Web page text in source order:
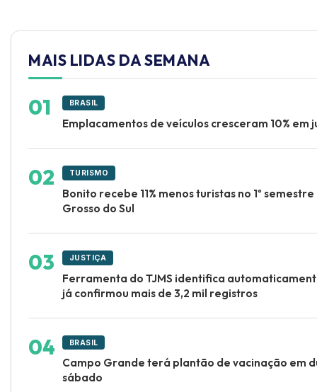
MAIS LIDAS DA SEMANA
BRASIL
Emplacamentos de veículos cresceram 10% em
TURISMO
Bonito recebe 11% menos turistas no 1º
Grosso do Sul
JUSTIÇA
Ferramenta do TJMS identifica
já confirmou mais de 3,2 mil registros
BRASIL
Campo Grande terá plantão de vacinação em
sábado